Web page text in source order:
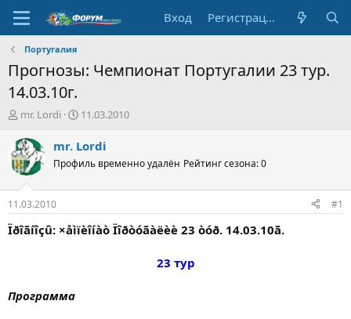
Вход Регистрация
Португалия
Прогнозы: Чемпионат Португалии 23 тур.
14.03.10г.
А
т
о
р
т
е
м
ы
mr. Lordi
Д
т
н
а
л
11.03.2010
mr. Lordi
Профиль временно удалён Рейтинг сезона: 0
11.03.2010 #1
Ïðîãíîçû: ×åìïèîíàò Ïîðòóãàëèè 23 òóð. 14.03.10ã.
23 тур
Программа